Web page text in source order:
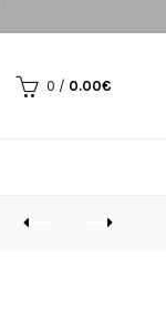
0 / 0.00€